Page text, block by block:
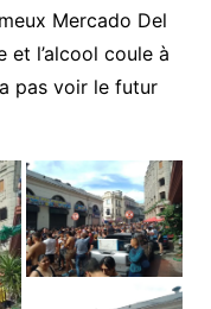
Mercado Del
et l’alcool coule à
pas voir le futur